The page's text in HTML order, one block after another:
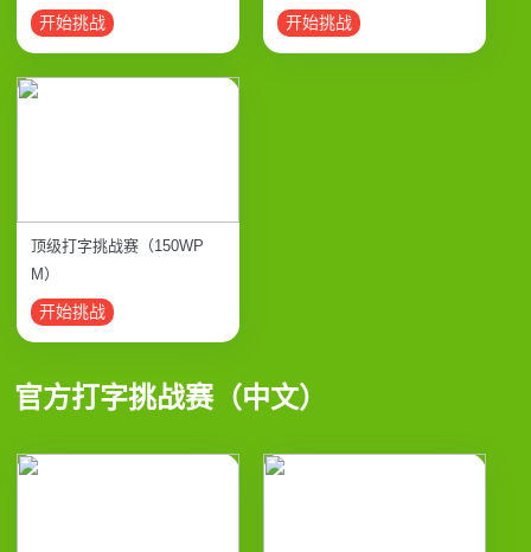
开始挑战 开始挑战
顶级打字挑战赛（150WP
M）
开始挑战
官方打字挑战赛（中文）